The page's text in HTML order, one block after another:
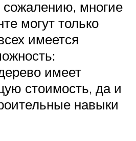
многие
могут только
имеется
имеет
стоимость, да и
навыки